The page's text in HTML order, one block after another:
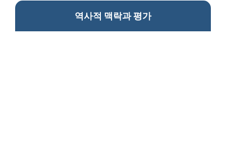
역사적 맥락과 평가